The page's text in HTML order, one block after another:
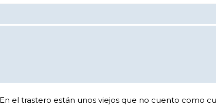
el trastero están unos viejos que no cuento como